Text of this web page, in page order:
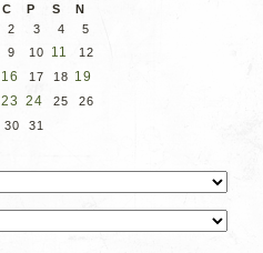
C P S
N
2 3 4
5
9 10 11
12
16 17 18 19
23 24 25
26
30 31